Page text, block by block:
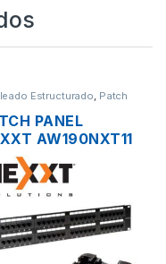
Estructurado, Patch
PANEL
AW190NXT11
DE 48
PARA
DE 19″